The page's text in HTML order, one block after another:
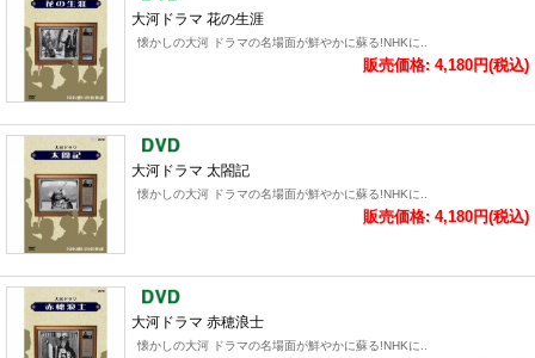
大河ドラマ 花の生涯
懐かしの大河 ドラマの名場面が鮮やかに蘇る!NHKに..
販売価格: 4,180円(税込)
大河ドラマ 太閤記
懐かしの大河 ドラマの名場面が鮮やかに蘇る!NHKに..
販売価格: 4,180円(税込)
大河ドラマ 赤穂浪士
懐かしの大河 ドラマの名場面が鮮やかに蘇る!NHKに..